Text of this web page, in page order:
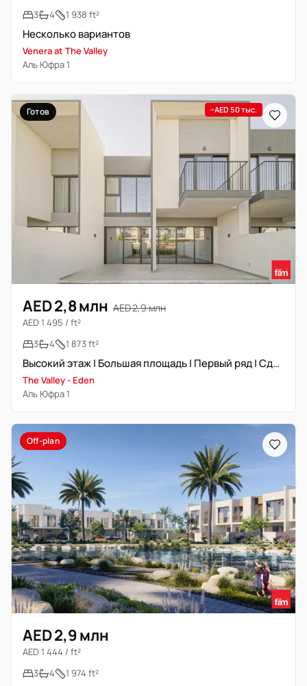
3
4 1 938 ft²
Несколько вариантов
Venera at The Valley
Аль Юфра 1
Готов −AED 50 тыс.
AED 2,8 млн AED 2,9 млн
AED 1 495 / ft²
3
4 1 873 ft²
Высокий этаж | Большая площадь | Первый ряд | Сдается
The Valley - Eden
Аль Юфра 1
Off-plan
AED 2,9 млн
AED 1 444 / ft²
3
4 1 974 ft²